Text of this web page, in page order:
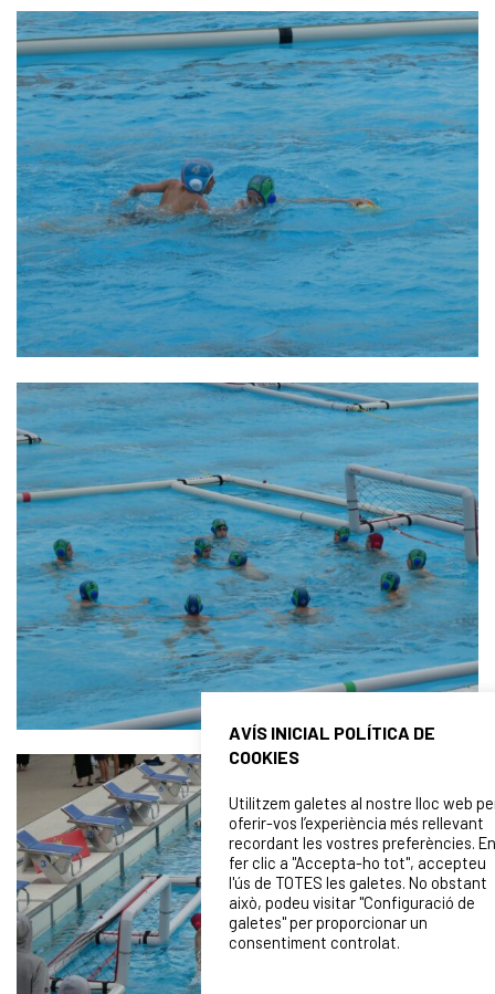
AVÍS INICIAL POLÍTICA DE
COOKIES
Utilitzem galetes al nostre lloc web
oferir-vos l’experiència més rellevant
recordant les vostres preferències. En
fer clic a "Accepta-ho tot", accepteu
l'ús de TOTES les galetes. No obstant
això, podeu visitar "Configuració de
galetes" per proporcionar un
consentiment controlat.